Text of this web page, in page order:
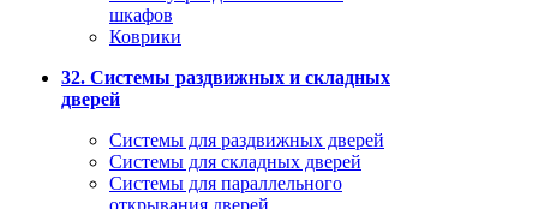
шкафов
Коврики
32. Системы раздвижных и складных
дверей
Системы для раздвижных дверей
Системы для складных дверей
Системы для параллельного
открывания дверей